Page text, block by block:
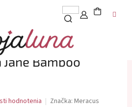
Bamboo
hodnotenia Značka: Meracus